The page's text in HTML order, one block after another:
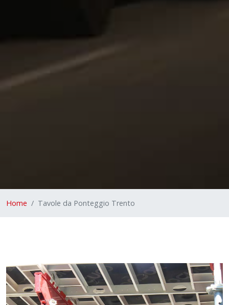
Home Tavole da Ponteggio Trento